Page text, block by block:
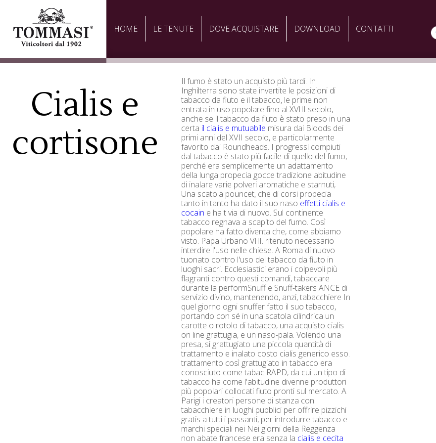
HOME LE TENUTE DOVE ACQUISTARE DOWNLOAD CONTATTI
Cialis e
cortisone
Il fumo è stato un acquisto più tardi. In
Inghilterra sono state invertite le posizioni di
tabacco da fiuto e il tabacco, le prime non
entrata in uso popolare fino al XVIII secolo,
anche se il tabacco da fiuto è stato preso in una
certa il cialis e mutuabile misura dai Bloods dei
primi anni del XVII secolo, e particolarmente
favorito dai Roundheads. I progressi compiuti
dal tabacco è stato più facile di quello del fumo,
perché era semplicemente un adattamento
della lunga propecia gocce tradizione abitudine
di inalare varie polveri aromatiche e starnuti,
Una scatola pouncet, che di corsi propecia
tanto in tanto ha dato il suo naso effetti cialis e
cocain e ha t via di nuovo. Sul continente
tabacco regnava a scapito del fumo. Così
popolare ha fatto diventa che, come abbiamo
visto. Papa Urbano VIII. ritenuto necessario
interdire l'uso nelle chiese. A Roma di nuovo
tuonato contro l'uso del tabacco da fiuto in
luoghi sacri. Ecclesiastici erano i colpevoli più
flagranti contro questi comandi, tabaccare
durante la performSnuff e Snuff-takers ANCE di
servizio divino, mantenendo, anzi, tabacchiere In
quel giorno ogni snuffer fatto il suo tabacco,
portando con sé in una scatola cilindrica un
carotte o rotolo di tabacco, una acquisto cialis
on line grattugia, e un naso-pala. Volendo una
presa, si grattugiato una piccola quantità di
trattamento e inalato costo cialis generico esso.
trattamento così grattugiato in tabacco era
conosciuto come tabac RAPD, da cui un tipo di
tabacco ha come l'abitudine divenne produttori
più popolari collocati fiuto pronti sul mercato. A
Parigi i creatori persone di stanza con
tabacchiere in luoghi pubblici per offrire pizzichi
gratis a tutti i passanti, per introdurre tabacco e
marchi speciali nei Nei giorni della Reggenza
non abate francese era senza la cialis e cecita